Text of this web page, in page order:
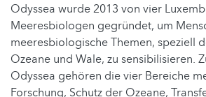
Odyssea wurde 2013 von vier
Meeresbiologen gegründet, um
meeresbiologische Themen, speziell
Ozeane und Wale, zu sensibilisieren.
Odyssea gehören die vier Bereiche
Forschung, Schutz der Ozeane,